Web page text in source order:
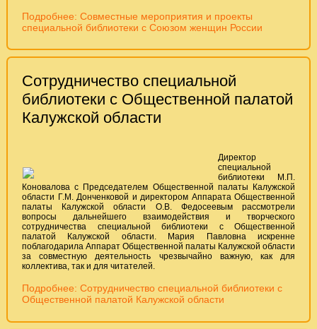
Подробнее: Совместные мероприятия и проекты
специальной библиотеки с Союзом женщин России
Сотрудничество специальной
библиотеки с Общественной палатой
Калужской области
Директор
специальной
библиотеки М.П.
Коновалова с Председателем Общественной палаты Калужской
области Г.М. Донченковой и директором Аппарата Общественной
палаты Калужской области О.В. Федосеевым рассмотрели
вопросы дальнейшего взаимодействия и творческого
сотрудничества специальной библиотеки с Общественной
палатой Калужской области. Мария Павловна искренне
поблагодарила Аппарат Общественной палаты Калужской области
за совместную деятельность чрезвычайно важную, как для
коллектива, так и для читателей.
Подробнее: Сотрудничество специальной библиотеки с
Общественной палатой Калужской области